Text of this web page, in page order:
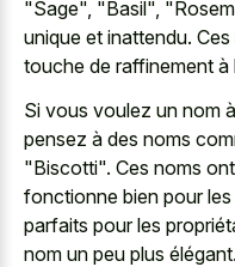
"Sage", "Basil",
unique et inattendu.
touche de raffinement
Si vous voulez un nom
pensez à des noms
"Biscotti". Ces noms
fonctionne bien pour
parfaits pour les
nom un peu plus élégant.